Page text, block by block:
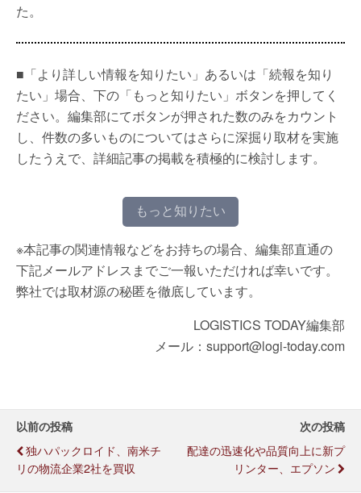
た。
■「より詳しい情報を知りたい」あるいは「続報を知り
たい」場合、下の「もっと知りたい」ボタンを押してく
ださい。編集部にてボタンが押された数のみをカウント
し、件数の多いものについてはさらに深掘り取材を実施
したうえで、詳細記事の掲載を積極的に検討します。
もっと知りたい
※本記事の関連情報などをお持ちの場合、編集部直通の
下記メールアドレスまでご一報いただければ幸いです。
弊社では取材源の秘匿を徹底しています。
LOGISTICS TODAY編集部
メール：support@logi-today.com
以前の投稿
独ハパックロイド、南米チ
リの物流企業2社を買収
次の投稿
配達の迅速化や品質向上に新プ
リンター、エプソン